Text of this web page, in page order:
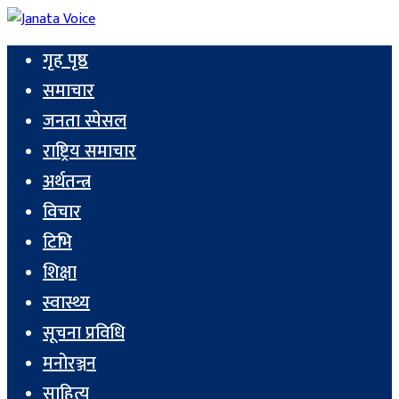
गृह पृष्ठ
समाचार
जनता स्पेसल
राष्ट्रिय समाचार
अर्थतन्त्र
विचार
टिभि
शिक्षा
स्वास्थ्य
सूचना प्रविधि
मनोरञ्जन